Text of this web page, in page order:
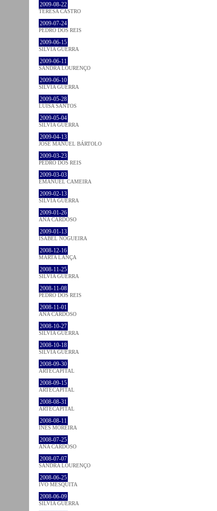
2009-08-22
TERESA CASTRO
2009-07-24
PEDRO DOS REIS
2009-06-15
SÍLVIA GUERRA
2009-06-11
SANDRA LOURENÇO
2009-06-10
SÍLVIA GUERRA
2009-05-28
LUÍSA SANTOS
2009-05-04
SÍLVIA GUERRA
2009-04-13
JOSÉ MANUEL BÁRTOLO
2009-03-23
PEDRO DOS REIS
2009-03-03
EMANUEL CAMEIRA
2009-02-13
SÍLVIA GUERRA
2009-01-26
ANA CARDOSO
2009-01-13
ISABEL NOGUEIRA
2008-12-16
MARTA LANÇA
2008-11-25
SÍLVIA GUERRA
2008-11-08
PEDRO DOS REIS
2008-11-01
ANA CARDOSO
2008-10-27
SÍLVIA GUERRA
2008-10-18
SÍLVIA GUERRA
2008-09-30
ARTECAPITAL
2008-09-15
ARTECAPITAL
2008-08-31
ARTECAPITAL
2008-08-11
INÊS MOREIRA
2008-07-25
ANA CARDOSO
2008-07-07
SANDRA LOURENÇO
2008-06-25
IVO MESQUITA
2008-06-09
SÍLVIA GUERRA